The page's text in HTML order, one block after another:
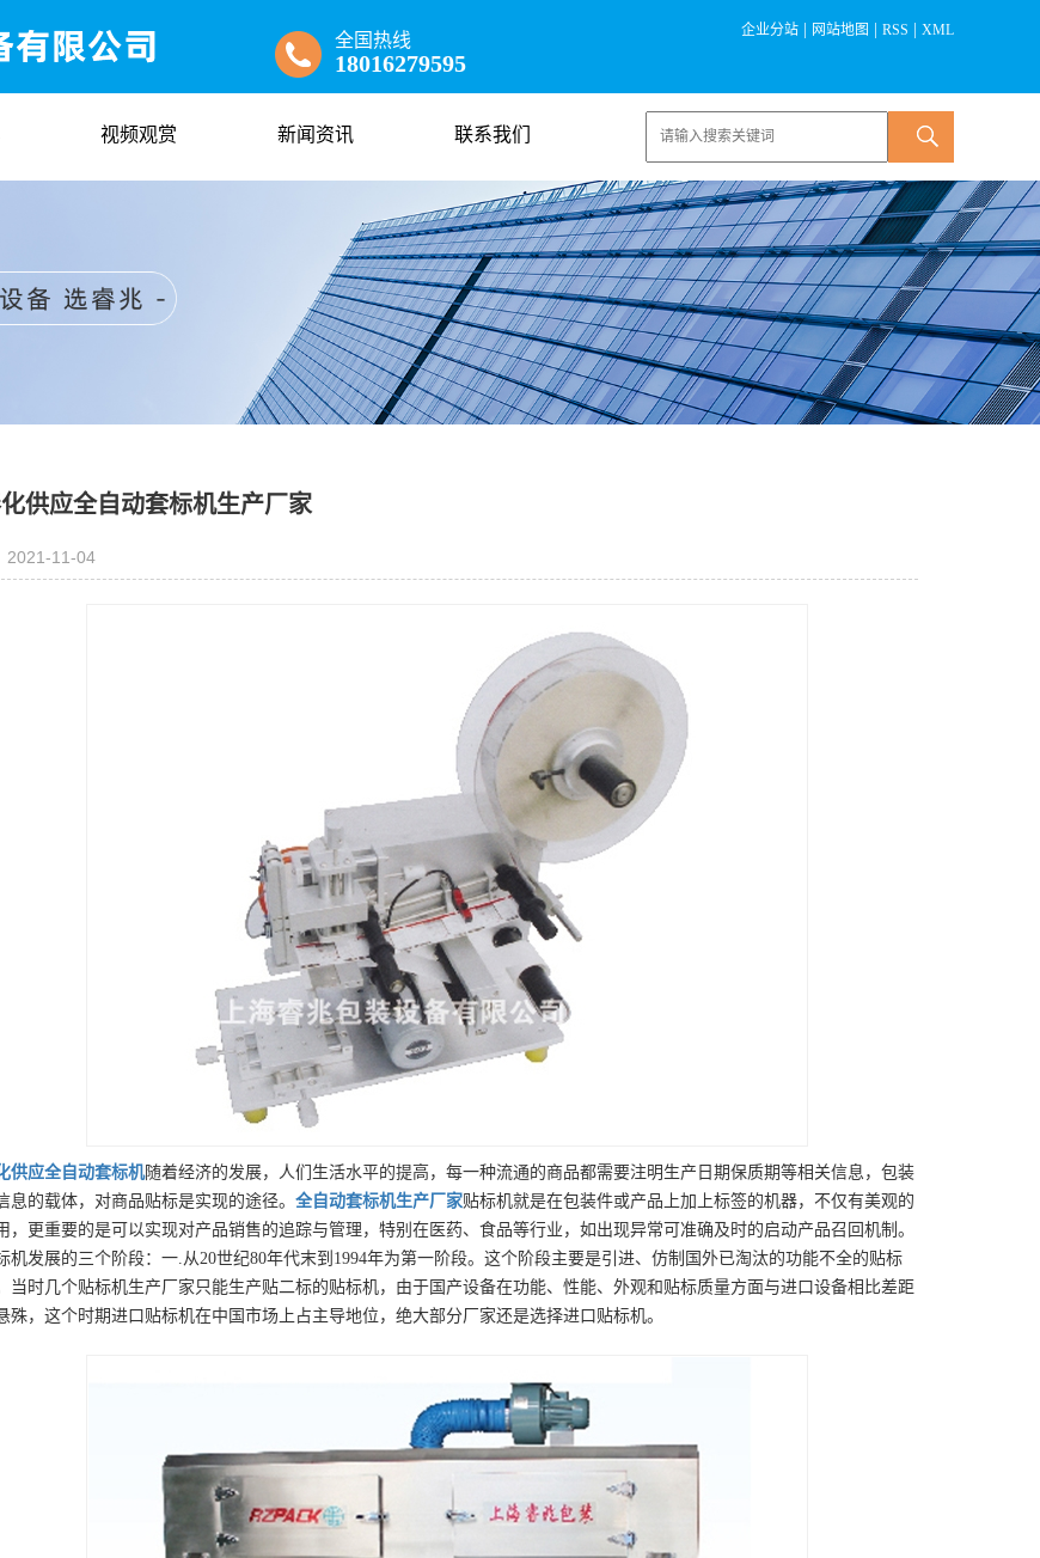
全国热线
18016279595
企业分站 网站地图 RSS XML
视频观赏 新闻资讯 联系我们
供应全自动套标机生产厂家
2021-11-04
供应全自动套标机随着经济的发展，人们生活水平的提高，每一种流通的商品都需要注明生产日期保质期等相关信息，包装
息的载体，对商品贴标是实现的途径。 全自动套标机生产厂家贴标机就是在包装件或产品上加上标签的机器，不仅有美观的
，更重要的是可以实现对产品销售的追踪与管理，特别在医药、食品等行业，如出现异常可准确及时的启动产品召回机制。
机发展的三个阶段：一.从20世纪80年代末到1994年为第一阶段。这个阶段主要是引进、仿制国外已淘汰的功能不全的贴标
当时几个贴标机生产厂家只能生产贴二标的贴标机，由于国产设备在功能、性能、外观和贴标质量方面与进口设备相比差距
殊，这个时期进口贴标机在中国市场上占主导地位，绝大部分厂家还是选择进口贴标机。